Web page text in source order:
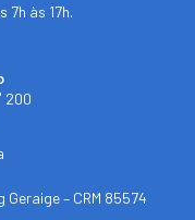
7h às 17h.
200
Geraige – CRM 85574